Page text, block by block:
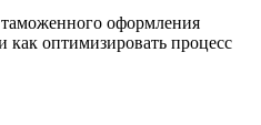
оформления
как оптимизировать процесс